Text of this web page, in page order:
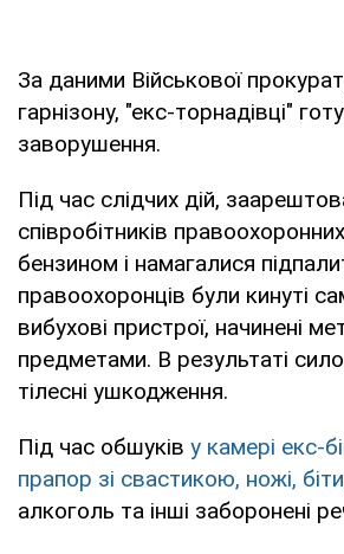
За даними Військової
гарнізону, "екс-торнадівці"
заворушення.
Під час слідчих дій,
співробітників
бензином і намагалися
правоохоронців були кинуті
вибухові пристрої, начинені
предметами. В результаті
тілесні ушкодження.
Під час обшуків у камері екс-
прапор зі свастикою, ножі,
алкоголь та інші заборонені